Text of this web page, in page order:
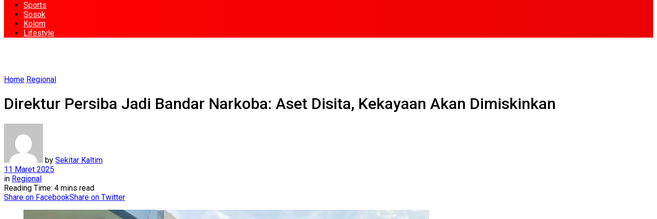
Sports
Sosok
Kolom
Lifestyle
Home Regional
Direktur Persiba Jadi Bandar Narkoba: Aset Disita, Kekayaan Akan Dimiskinkan
by Sekitar Kaltim
11 Maret 2025
in Regional
Reading Time: 4 mins read
Share on FacebookShare on Twitter